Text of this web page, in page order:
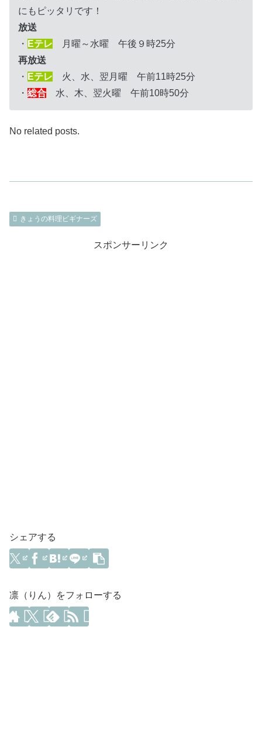
にもピッタリです！
放送
・ Eテレ 月曜～水曜 午後９時25分
再放送
・ Eテレ 火、水、翌月曜 午前11時25分
・ 総合 水、木、翌火曜 午前10時50分
No related posts.
きょうの料理ビギナーズ
スポンサーリンク
シェアする
凛（りん）をフォローする